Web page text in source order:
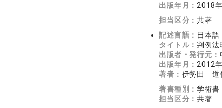
出版年月： 2018
担当区分：共著
記述言語： 日本語
タイトル： 判例法
出版者・発行元：
出版年月： 2012
著者： 伊勢田 道
著書種別：学術書
担当区分：共著